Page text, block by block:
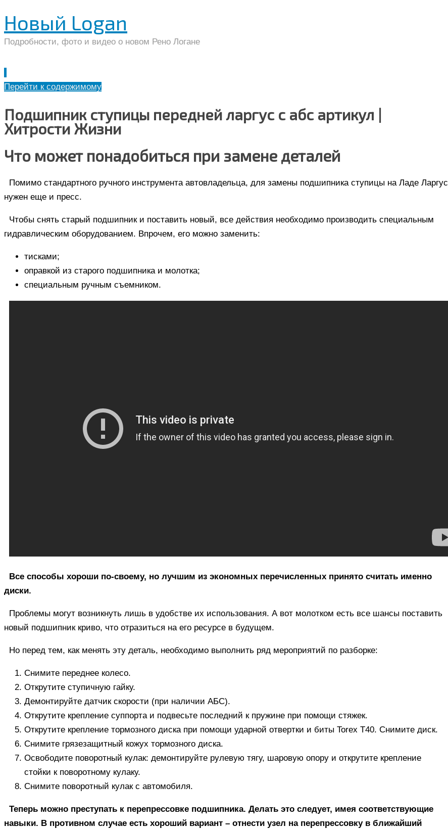
Новый Logan
Подробности, фото и видео о новом Рено Логане
Перейти к содержимому
Подшипник ступицы передней ларгус с абс артикул |
Хитрости Жизни
Что может понадобиться при замене деталей
Помимо стандартного ручного инструмента автовладельца, для замены подшипника ступицы на Ладе Ларгус
нужен еще и пресс.
Чтобы снять старый подшипник и поставить новый, все действия необходимо производить специальным
гидравлическим оборудованием. Впрочем, его можно заменить:
тисками;
оправкой из старого подшипника и молотка;
специальным ручным съемником.
Все способы хороши по-своему, но лучшим из экономных перечисленных принято считать именно
диски.
Проблемы могут возникнуть лишь в удобстве их использования. А вот молотком есть все шансы поставить
новый подшипник криво, что отразиться на его ресурсе в будущем.
Но перед тем, как менять эту деталь, необходимо выполнить ряд мероприятий по разборке:
Снимите переднее колесо.
Открутите ступичную гайку.
Демонтируйте датчик скорости (при наличии АБС).
Открутите крепление суппорта и подвесьте последний к пружине при помощи стяжек.
Открутите крепление тормозного диска при помощи ударной отвертки и биты Torex T40. Снимите диск.
Снимите грязезащитный кожух тормозного диска.
Освободите поворотный кулак: демонтируйте рулевую тягу, шаровую опору и открутите крепление
стойки к поворотному кулаку.
Снимите поворотный кулак с автомобиля.
Теперь можно преступать к перепрессовке подшипника. Делать это следует, имея соответствующие
навыки. В противном случае есть хороший вариант – отнести узел на перепрессовку в ближайший